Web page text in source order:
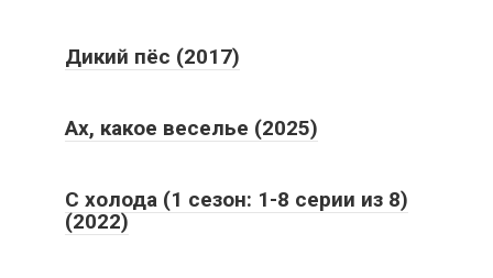
Дикий пёс (2017)
Ах, какое веселье (2025)
С холода (1 сезон: 1-8 серии из 8)
(2022)